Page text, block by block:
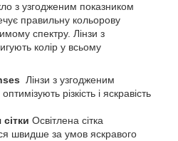
з узгодженим показником
правильну кольорову
спектру. Лінзи з
колір у всьому
Лінзи з узгодженим
різкість і яскравість
Освітлена сітка
швидше за умов яскравого